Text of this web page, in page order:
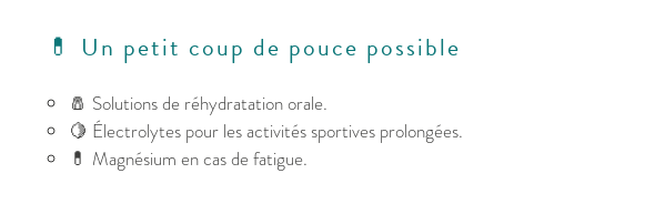
💊 Un petit coup de pouce possible
🧂 Solutions de réhydratation orale.
🍋 Électrolytes pour les activités sportives prolongées.
💊 Magnésium en cas de fatigue.